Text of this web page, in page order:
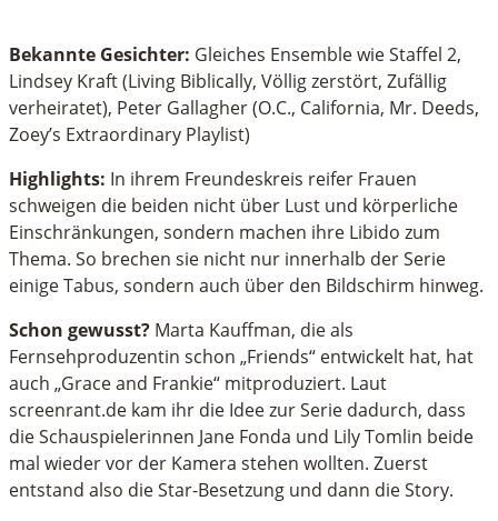
Bekannte Gesichter: Gleiches Ensemble wie Staffel 2,
Lindsey Kraft (Living Biblically, Völlig zerstört, Zufällig
verheiratet), Peter Gallagher (O.C., California, Mr. Deeds,
Zoey’s Extraordinary Playlist)
Highlights: In ihrem Freundeskreis reifer Frauen
schweigen die beiden nicht über Lust und körperliche
Einschränkungen, sondern machen ihre Libido zum
Thema. So brechen sie nicht nur innerhalb der Serie
einige Tabus, sondern auch über den Bildschirm hinweg.
Schon gewusst? Marta Kauffman, die als
Fernsehproduzentin schon „Friends“ entwickelt hat, hat
auch „Grace and Frankie“ mitproduziert. Laut
screenrant.de kam ihr die Idee zur Serie dadurch, dass
die Schauspielerinnen Jane Fonda und Lily Tomlin beide
mal wieder vor der Kamera stehen wollten. Zuerst
entstand also die Star-Besetzung und dann die Story.